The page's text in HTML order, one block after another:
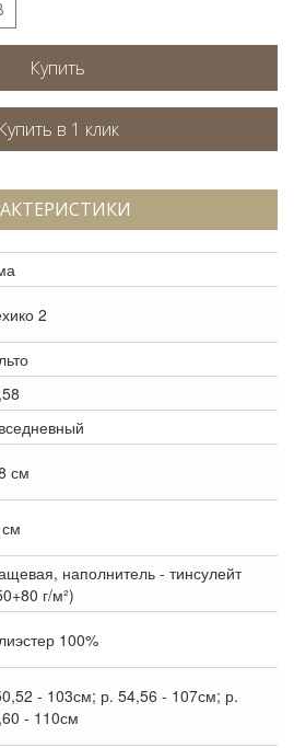
Купить
2
см
наполнитель - тинсулейт
г/м²)
100%
- 103см; р. 54,56 - 107см; р.
- 110см